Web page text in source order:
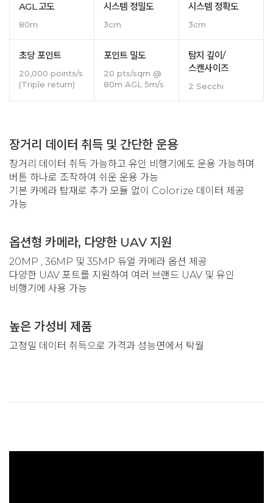
AGL 고도
80m
시스템 정밀도
3cm
시스템 정확도
3cm
초당 포인트
20,000 points/s
(Triple return)
포인트 밀도
20 pts/sqm @
80m AGL 5m/s
탐지 깊이/
스캔사이즈
2 Secchi
장거리 데이터 취득 및 간단한 운용
장거리 데이터 취득 가능하고 유인 비행기에도 운용 가능하며
버튼 하나로 조작하여 쉬운 운용 가능
기본 카메라 탑재로 추가 모듈 없이 Colorize 데이터 제공
가능
옵션형 카메라, 다양한 UAV 지원
20MP , 36MP 및 35MP 듀얼 카메라 옵션 제공
다양한 UAV 포트를 지원하여 여러 브랜드 UAV 및 유인
비행기에 사용 가능
높은 가성비 제품
고정밀 데이터 취득으로 가격과 성능면에서 탁월